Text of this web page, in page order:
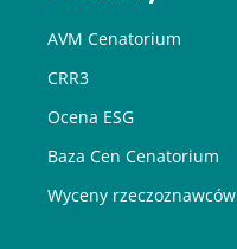
AVM Cenatorium
CRR3
Ocena ESG
Baza Cen Cenatorium
Wyceny rzeczoznawców